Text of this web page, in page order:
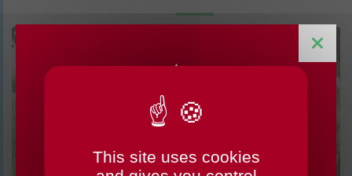
CHANGEMENTS HORAIRES
This site uses cookies